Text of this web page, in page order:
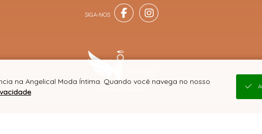
na Angelical Moda Íntima. Quando você navega no nosso
.